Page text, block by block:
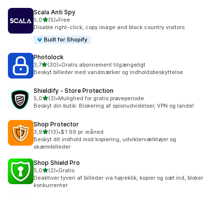
Scala Anti Spy
5,0ud af 5 stjerner
(5)
5 anmeldelser i alt
•Free
Disable right-click, copy image and block country visitors.
Built for Shopify
Photolock
3,7ud af 5 stjerner
(30)
30 anmeldelser i alt
•Gratis abonnement tilgængeligt
Beskyt billeder med vandmærker og indholdsbeskyttelse
Shieldify ‑ Store Protection
5,0ud af 5 stjerner
(3)
3 anmeldelser i alt
•Mulighed for gratis prøveperiode
Beskyt din butik: Blokering af spionudvidelser, VPN og lande!
Shop Protector
3,9ud af 5 stjerner
(13)
13 anmeldelser i alt
•$1.99 pr. måned
Beskyt dit indhold mod kopiering, udviklerværktøjer og
skærmbilleder
Shop Shield Pro
5,0ud af 5 stjerner
(2)
2 anmeldelser i alt
•Gratis
Deaktiver tyveri af billeder via højreklik, kopier og sæt ind, bloker
konkurrenter